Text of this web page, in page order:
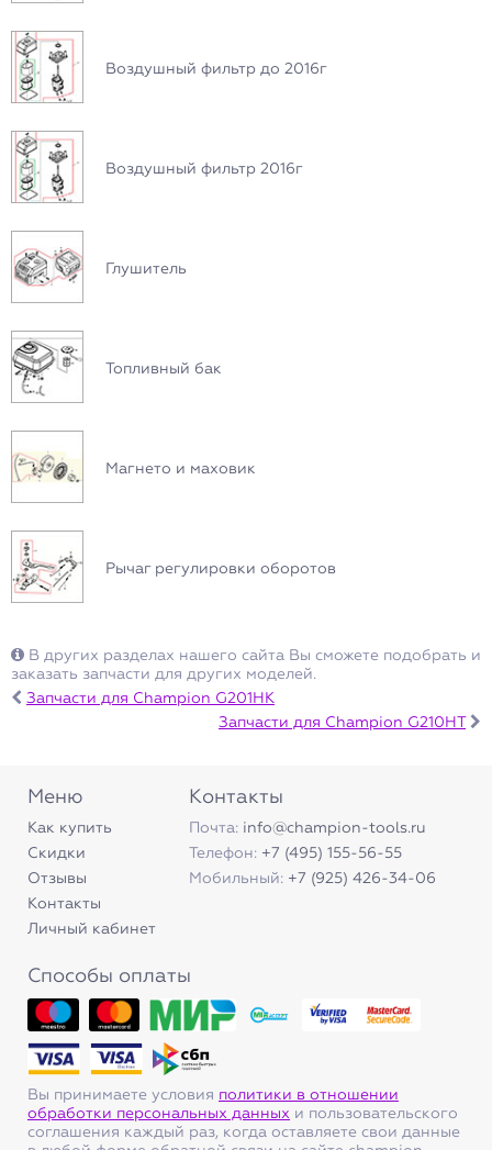
Воздушный фильтр до 2016г
Воздушный фильтр 2016г
Глушитель
Топливный бак
Магнето и маховик
Рычаг регулировки оборотов
В других разделах нашего сайта Вы сможете подобрать и
заказать запчасти для других моделей.
Запчасти для Champion G201HK
Запчасти для Champion G210HT
Меню
Как купить
Скидки
Отзывы
Контакты
Личный кабинет
Контакты
Почта: info@champion-tools.ru
Телефон: +7 (495) 155-56-55
Мобильный: +7 (925) 426-34-06
Способы оплаты
Вы принимаете условия политики в отношении
обработки персональных данных и пользовательского
соглашения каждый раз, когда оставляете свои данные